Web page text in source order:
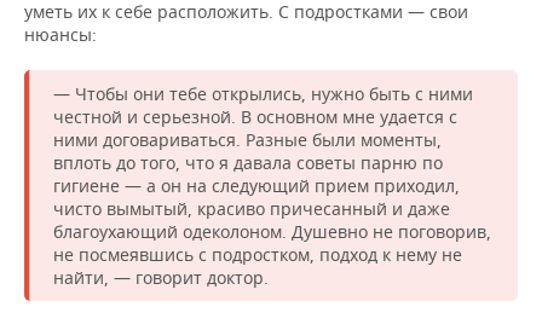
уметь их к себе расположить. С подростками — свои
нюансы:
— Чтобы они тебе открылись, нужно быть с ними
честной и серьезной. В основном мне удается с
ними договариваться. Разные были моменты,
вплоть до того, что я давала советы парню по
гигиене — а он на следующий прием приходил,
чисто вымытый, красиво причесанный и даже
благоухающий одеколоном. Душевно не поговорив,
не посмеявшись с подростком, подход к нему не
найти, — говорит доктор.